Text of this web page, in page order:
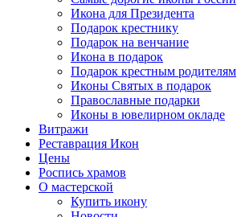
Икона для Президента
Подарок крестнику
Подарок на венчание
Икона в подарок
Подарок крестным родителям
Иконы Святых в подарок
Православные подарки
Иконы в ювелирном окладе
Витражи
Реставрация Икон
Цены
Роспись храмов
О мастерской
Купить икону